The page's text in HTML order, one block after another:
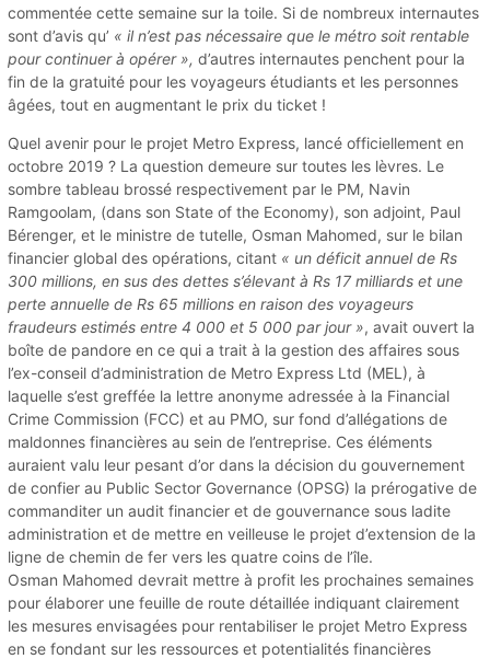
commentée cette semaine sur la toile. Si de nombreux internautes
sont d’avis qu’ « il n’est pas nécessaire que le métro soit rentable
pour continuer à opérer », d’autres internautes penchent pour la
fin de la gratuité pour les voyageurs étudiants et les personnes
âgées, tout en augmentant le prix du ticket !
Quel avenir pour le projet Metro Express, lancé officiellement en
octobre 2019 ? La question demeure sur toutes les lèvres. Le
sombre tableau brossé respectivement par le PM, Navin
Ramgoolam, (dans son State of the Economy), son adjoint, Paul
Bérenger, et le ministre de tutelle, Osman Mahomed, sur le bilan
financier global des opérations, citant « un déficit annuel de Rs
300 millions, en sus des dettes s’élevant à Rs 17 milliards et une
perte annuelle de Rs 65 millions en raison des voyageurs
fraudeurs estimés entre 4 000 et 5 000 par jour », avait ouvert la
boîte de pandore en ce qui a trait à la gestion des affaires sous
l’ex-conseil d’administration de Metro Express Ltd (MEL), à
laquelle s’est greffée la lettre anonyme adressée à la Financial
Crime Commission (FCC) et au PMO, sur fond d’allégations de
maldonnes financières au sein de l’entreprise. Ces éléments
auraient valu leur pesant d’or dans la décision du gouvernement
de confier au Public Sector Governance (OPSG) la prérogative de
commanditer un audit financier et de gouvernance sous ladite
administration et de mettre en veilleuse le projet d’extension de la
ligne de chemin de fer vers les quatre coins de l’île.
Osman Mahomed devrait mettre à profit les prochaines semaines
pour élaborer une feuille de route détaillée indiquant clairement
les mesures envisagées pour rentabiliser le projet Metro Express
en se fondant sur les ressources et potentialités financières